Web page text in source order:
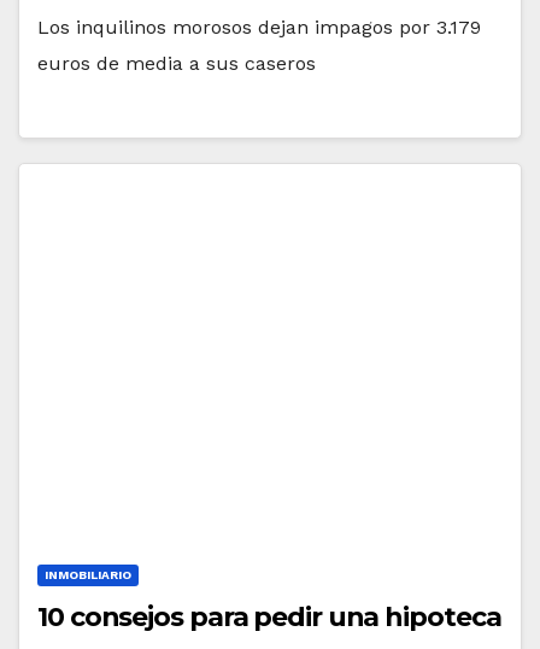
Los inquilinos morosos dejan impagos por 3.179
euros de media a sus caseros
INMOBILIARIO
10 consejos para pedir una hipoteca